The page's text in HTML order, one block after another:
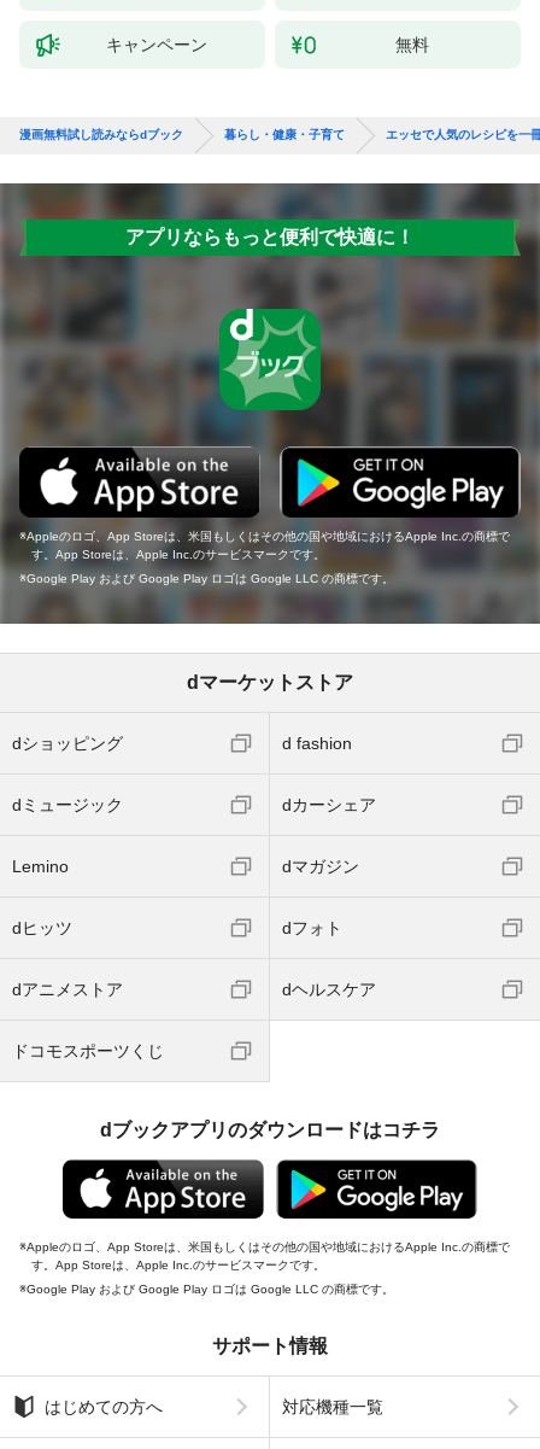
キャンペーン 無料
漫画無料試し読みならdブック 暮らし・健康・子育て エッセで人気のレシピを一
アプリならもっと便利で快適に！
Appleのロゴ、App Storeは、米国もしくはその他の国や地域におけるApple Inc.の商標で
す。App Storeは、Apple Inc.のサービスマークです。
Google Play および Google Play ロゴは Google LLC の商標です。
dマーケットストア
dショッピング d fashion
dミュージック dカーシェア
Lemino dマガジン
dヒッツ dフォト
dアニメストア dヘルスケア
ドコモスポーツくじ
dブックアプリのダウンロードはコチラ
Appleのロゴ、App Storeは、米国もしくはその他の国や地域におけるApple Inc.の商標で
す。App Storeは、Apple Inc.のサービスマークです。
Google Play および Google Play ロゴは Google LLC の商標です。
サポート情報
はじめての方へ 対応機種一覧